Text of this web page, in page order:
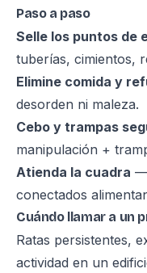
Paso a paso
Selle los puntos de
tuberías, cimientos,
Elimine comida y
desorden ni maleza.
Cebo y trampas
manipulación +
Atienda la cuadra —
conectados
Cuándo llamar a un
Ratas persistentes,
actividad en un